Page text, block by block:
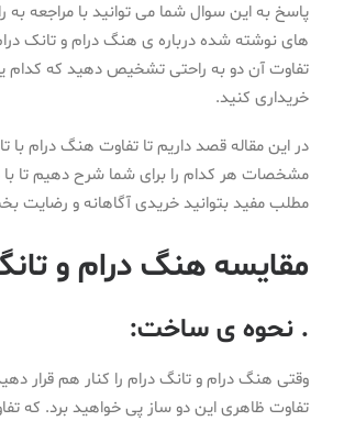
پاسخ به این سوال شما می توانید با مراجعه به
های نوشته شده درباره ی هنگ درام و تانک
تفاوت آن دو به راحتی تشخیص دهید که کدام
خریداری کنید.
در این مقاله قصد داریم تا تفاوت هنگ درام با
مشخصات هر کدام را برای شما شرح دهیم تا با
مطلب مفید بتوانید خریدی آگاهانه و رضایت
مقایسه هنگ درام و
. نحوه ی ساخت:
وقتی هنگ درام و تانگ درام را کنار هم قرار
تفاوت ظاهری این دو ساز پی خواهید برد. که